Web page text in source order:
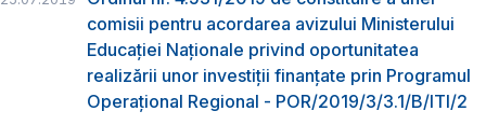
comisii pentru acordarea avizului Ministerului
Educației Naționale privind oportunitatea
realizării unor investiții finanțate prin Programul
Operațional Regional - POR/2019/3/3.1/B/ITI/2